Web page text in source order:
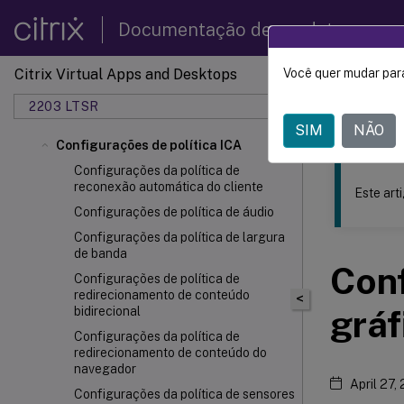
Documentação de produtos
Citrix Virtual Apps and Desktops
2203 LTSR
Configurações de política ICA
Configurações da política de
reconexão automática do cliente
Configurações de política de áudio
Configurações da política de largura
de banda
Configurações de política de
redirecionamento de conteúdo
bidirecional
Configurações da política de
redirecionamento de conteúdo do
navegador
Configurações da política de sensores
Este
Citrix
<
Este
April 27,
Você quer mudar
SIM NÃO